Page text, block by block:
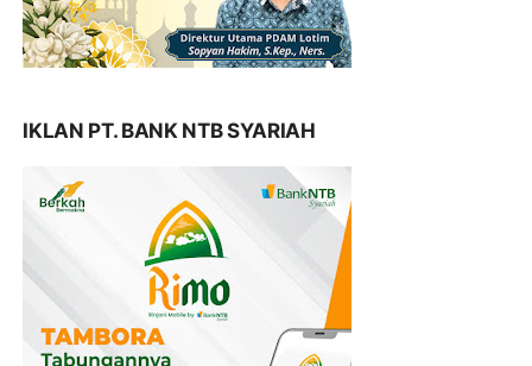
IKLAN PT. BANK NTB SYARIAH